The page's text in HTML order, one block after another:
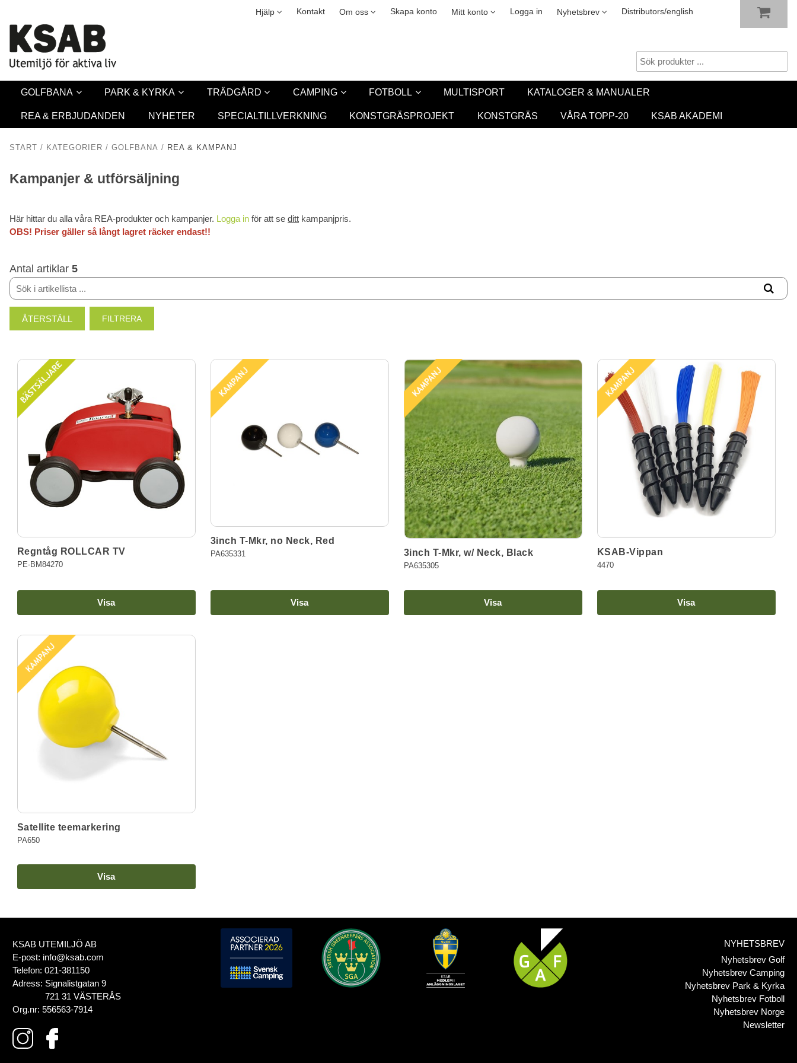
Hjälp
Säkerhet & Cookies Kontakt Om oss
Leasing Skapa konto Mitt konto Logga in Nyhetsbrev
Newsletter Distributors/english
GOLFBANA PARK & KYRKA TRÄDGÅRD CAMPING FOTBOLL MULTISPORT KATALOGER & MANUALER
REA & ERBJUDANDEN NYHETER SPECIALTILLVERKNING KONSTGRÄSPROJEKT KONSTGRÄS VÅRA TOPP-20 KSAB AKADEMI
START / KATEGORIER / GOLFBANA / REA & KAMPANJ
Kampanjer & utförsäljning
Här hittar du alla våra REA-produkter och kampanjer. Logga in för att se ditt kampanjpris.
OBS! Priser gäller så långt lagret räcker endast!!
Antal artiklar 5
Regntåg ROLLCAR TV
PE-BM84270
Visa
3inch T-Mkr, no Neck, Red
PA635331
Visa
3inch T-Mkr, w/ Neck, Black
PA635305
Visa
KSAB-Vippan
4470
Visa
Satellite teemarkering
PA650
Visa
KSAB UTEMILJÖ AB
E-post: info@ksab.com
Telefon: 021-381150
Adress: Signalistgatan 9
721 31 VÄSTERÅS
Org.nr: 556563-7914
NYHETSBREV
Nyhetsbrev Golf
Nyhetsbrev Camping
Nyhetsbrev Park & Kyrka
Nyhetsbrev Fotboll
Nyhetsbrev Norge
Newsletter